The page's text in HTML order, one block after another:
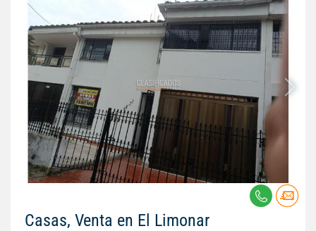
Casas, Venta en El Limonar